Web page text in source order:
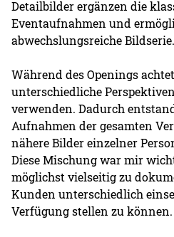
Detailbilder ergänzen die
Eventaufnahmen und
abwechslungsreiche Bildserie.
Während des Openings
unterschiedliche
verwenden. Dadurch
Aufnahmen der gesamten
nähere Bilder einzelner
Diese Mischung war mir
möglichst vielseitig zu
Kunden unterschiedlich
Verfügung stellen zu können.